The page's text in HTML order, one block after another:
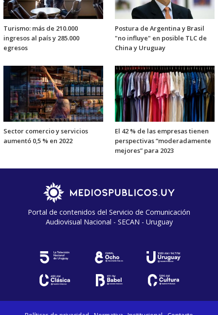
Turismo: más de 210.000
ingresos al país y 285.000
egresos
Postura de Argentina y Brasil
"no influye" en posible TLC de
China y Uruguay
Sector comercio y servicios
aumentó 0,5 % en 2022
El 42 % de las empresas tienen
perspectivas “moderadamente
mejores” para 2023
Portal de contenidos del Servicio de Comunicación
Audiovisual Nacional - SECAN - Uruguay